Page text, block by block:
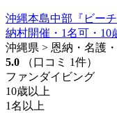
沖縄本島中部『ビー
納村開催・1名可・10
沖縄県 > 恩納・名護
5.0
（口コミ 1件）
ファンダイビング
10歳以上
1名以上